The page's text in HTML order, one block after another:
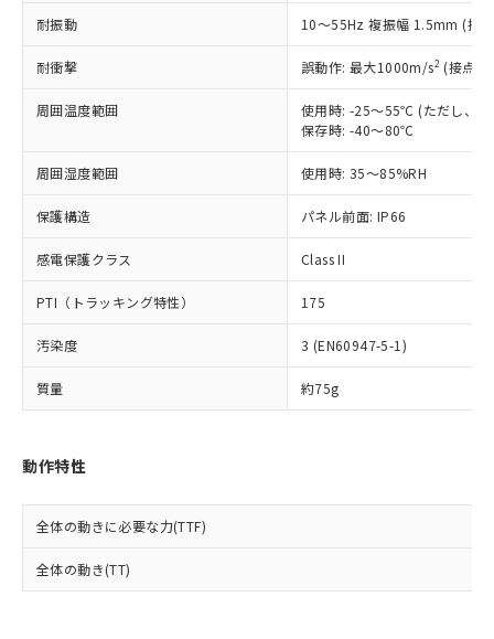
耐振動 10～55Hz 複振幅 1.5mm (接
耐衝撃 誤動作: 最大1000m/s2 (接点
周囲温度範囲
使用時: -25～55℃ (ただし、氷
保存時: -40～80℃
周囲湿度範囲 使用時: 35～85%RH
保護構造 パネル前面: IP66
感電保護クラス Class II
PTI（トラッキング特性） 175
汚染度 3 (EN60947-5-1)
質量 約75g
動作特性
全体の動きに必要な力(TTF)
全体の動き(TT)
記載している更新日時点での社内デー
タに基づき作成されるものであり、閲
覧された時点での実際の在庫および標
準価格とは異なる場合があることをご
正式な納期状況および標準価格はお客
様のお取引先、またはお客様担当のオ
ムロン制御機器販売店・当社販売員に
オムロン制御機器販売店や当社販売拠
販売ネットワーク
」をご確認
ください。
在庫状況および標準価格結果を当社の
事前の承諾なく第三者に漏洩または開
示しないようお願いします。
マイパーツ機能（部品リスト作成サー
ビス）をご利用いただくには、I-Web
メンバーズにご登録されている必要が
および当社の共同利用者が、当社の製
品・サービスに関するお客様との取
をご了承ください。
※当社の共同利用者とは、"個人情報
鉛(Pb) 1000ppm以下、 水銀(Hg) 1000ppm以下、 カド
六価クロム(Cr(Ⅵ)) 1000ppm以下、ポリ臭化ビフェニル
類(PBB) 1000ppm以下、ポリ臭化ジフェニルエーテル類
(PBDE) 1000ppm以下、フタル酸ビス(2-エチルヘキシ
ル) (DEHP)(別名：DOP) 1000ppm以下、フタル酸ブチ
ルベンジル（BBP） 1000ppm以下、フタル酸ジブチル
（DBP） 1000ppm以下、フタル酸ジイソブチル
(DIBP) 1000ppm以下
但し、RoHS指令で産業用監視および制御機器に対する
適用除外項目は除く。
フタル酸エステル類の４物質については閾値を超える意
図的な使用がないことを確認しています。
※2 対応予定月
部品在庫の切り替え状況などにより、予定
月が前後することがあります。
下記の非含有証明書をダウンロードするこ
とができます。
EU RoHS指令（10物質）の非含有証明書
*中国RoHS10物質の基準値 (GB/T26572)：
Pb(鉛) :1000ppm、 Hg(水銀) : 1000ppm、 Cd(カドミウ
Cr(Ⅵ)(六価クロム) : 1000ppm、 PBBs(ポリ臭化ビフェ
ニル類) : 1000ppm、 PBDEs(ポリ臭化ジフェニルエーテ
ル) : 1000ppm、
DEHP(フタル酸ビス(2-エチルヘキシル)) : 1000ppm
※2 環境保護使用期限
「ｅ」：有害物質（10物質）のすべてが基
準値以下であることを示します。
「10」：通常の使用状況下において有害物
質が外部に漏えいし、環境に深刻な影響を
及ぼさない年数を意味します。
（以下｢規制貨物等」という）を輸出
または国外への提供する場合は、日本
国政府の輸出許可(または役務取引許
可)を取得するなどの必要な手続きを
当社は規制貨物を破棄する場合は、完
全に破砕するなど、違法に輸出されな
いよう必要な手段を講じます。
当社は貴社製品を、核兵器、ミサイ
ル、化学兵器、生物兵器またはその他
武器並びにこれらの製造装置等に一切
使用いたしません。
当社は、貴社製品を第三者に販売する
場合は、上記1、2および3の内容を当
該第三者に通知します。また当社は、
販売先および販売に係わる関係者が違
法に輸出するおそれがある場合は、取
り引きをいたしません。
○ 一定数以上の在庫あり
△ 一定数には満たないが在庫あり
在庫なし(最新の在庫状況につ
いては、お客様のお取引先、ま
たはお客様担当のオムロン制御
機器販売店・当社販売員にご確
認ください)
受注生産機種、また在庫状況の
情報を公開していない機種